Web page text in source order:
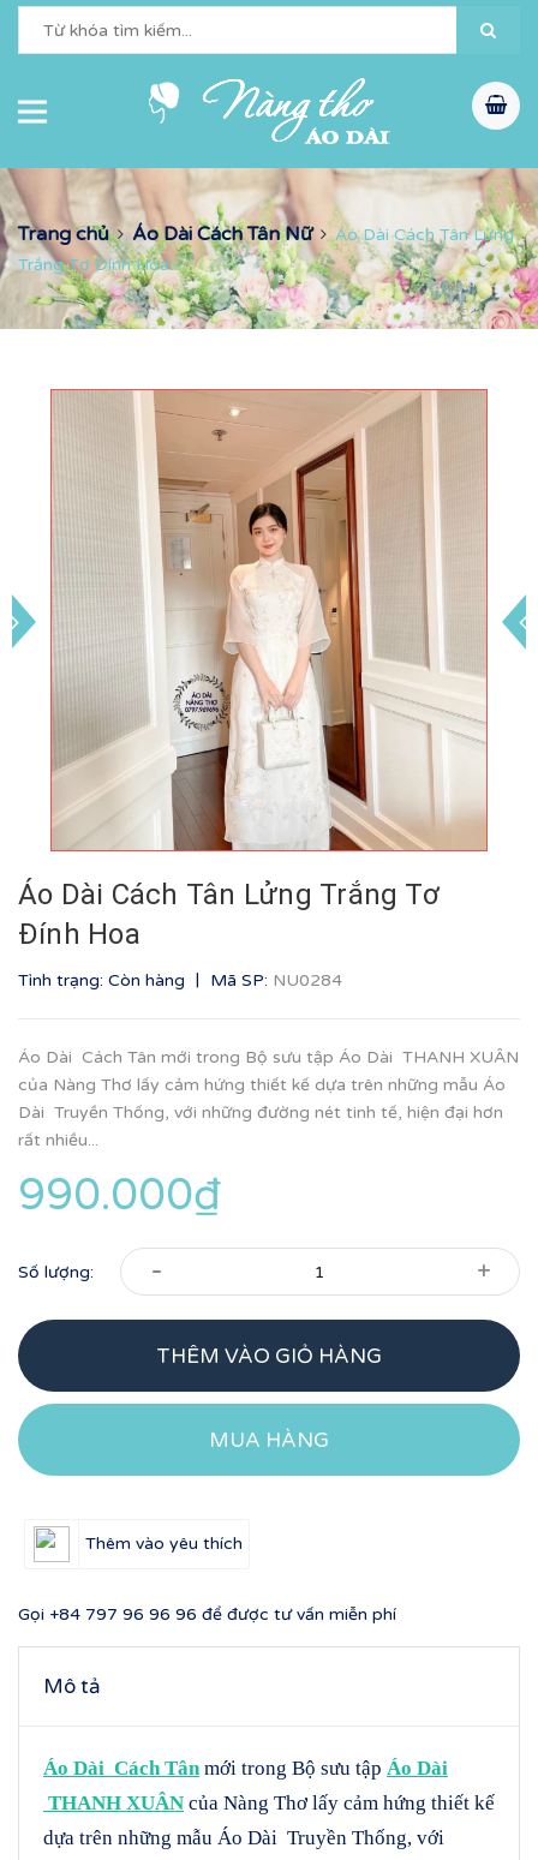
Trang chủ Áo Dài Cách Tân Nữ
Áo Dài Cách Tân Lửng
Trắng Tơ Đính Hoa
Áo Dài Cách Tân Lửng Trắng Tơ
Đính Hoa
Tình trạng: Còn hàng | Mã SP: NU0284
Áo Dài Cách Tân mới trong Bộ sưu tập Áo Dài THANH XUÂN
của Nàng Thơ lấy cảm hứng thiết kế dựa trên những mẫu Áo
Dài Truyền Thống, với những đường nét tinh tế, hiện đại hơn
rất nhiều...
990.000₫
Số lượng: - +
THÊM VÀO GIỎ HÀNG
MUA HÀNG
Thêm vào yêu thích
Gọi +84 797 96 96 96 để được tư vấn miễn phí
Mô tả
Áo Dài Cách Tânmới trong Bộ sưu tập Áo Dài
THANH XUÂN của Nàng Thơ lấy cảm hứng thiết kế
dựa trên những mẫu Áo Dài Truyền Thống, với